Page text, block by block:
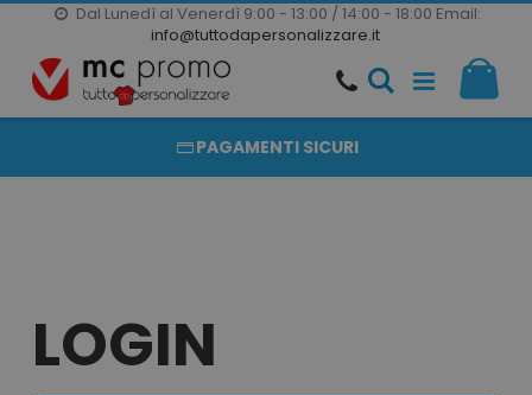
Dal Lunedì al Venerdì 9:00 - 13:00 / 14:00 - 18:00 Email:
info@tuttodapersonalizzare.it
Salta
al
contenuto
20000 PRODOTTI
PRODOTTI COMPLETAMENTE PERSONALIZZABILI
PAGAMENTI SICURI
LOGIN